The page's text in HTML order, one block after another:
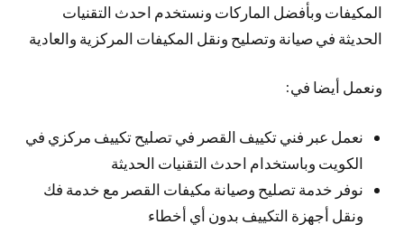
المكيفات وبأفضل الماركات ونستخدم احدث التقنيات
الحديثة في صيانة وتصليح ونقل المكيفات المركزية والعادية
ونعمل أيضا في:
نعمل عبر فني تكييف القصر في تصليح تكييف مركزي في
الكويت وباستخدام احدث التقنيات الحديثة
نوفر خدمة تصليح وصيانة مكيفات القصر مع خدمة فك
ونقل أجهزة التكييف بدون أي أخطاء